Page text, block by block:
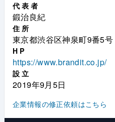
代表者
鍛治良紀
住所
東京都渋谷区神泉町9番5号
HP
https://www.brandit.co.jp/
設立
2019年9月5日
企業情報の修正依頼はこちら